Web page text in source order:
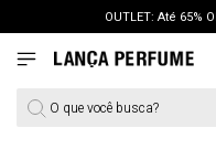
OUTLET: Até 65%
LANÇAMENTO
O que você busca?